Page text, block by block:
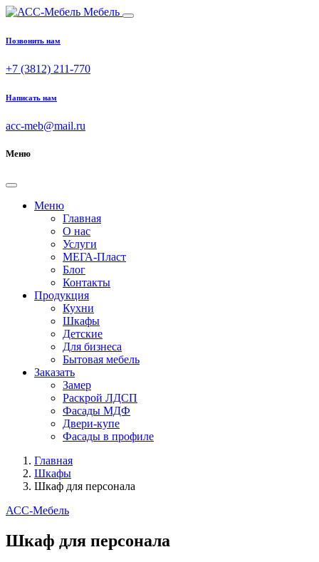
Мебель
Позвонить нам
+7 (3812) 211-770
Написать нам
acc-meb@mail.ru
Меню
Меню
Главная
О нас
Услуги
МЕГА-Пласт
Блог
Контакты
Продукция
Кухни
Шкафы
Детские
Для бизнеса
Бытовая мебель
Заказать
Замер
Раскрой ЛДСП
Фасады МДФ
Двери-купе
Фасады в профиле
Главная
Шкафы
Шкаф для персонала
АСС-Мебель
Шкаф для персонала